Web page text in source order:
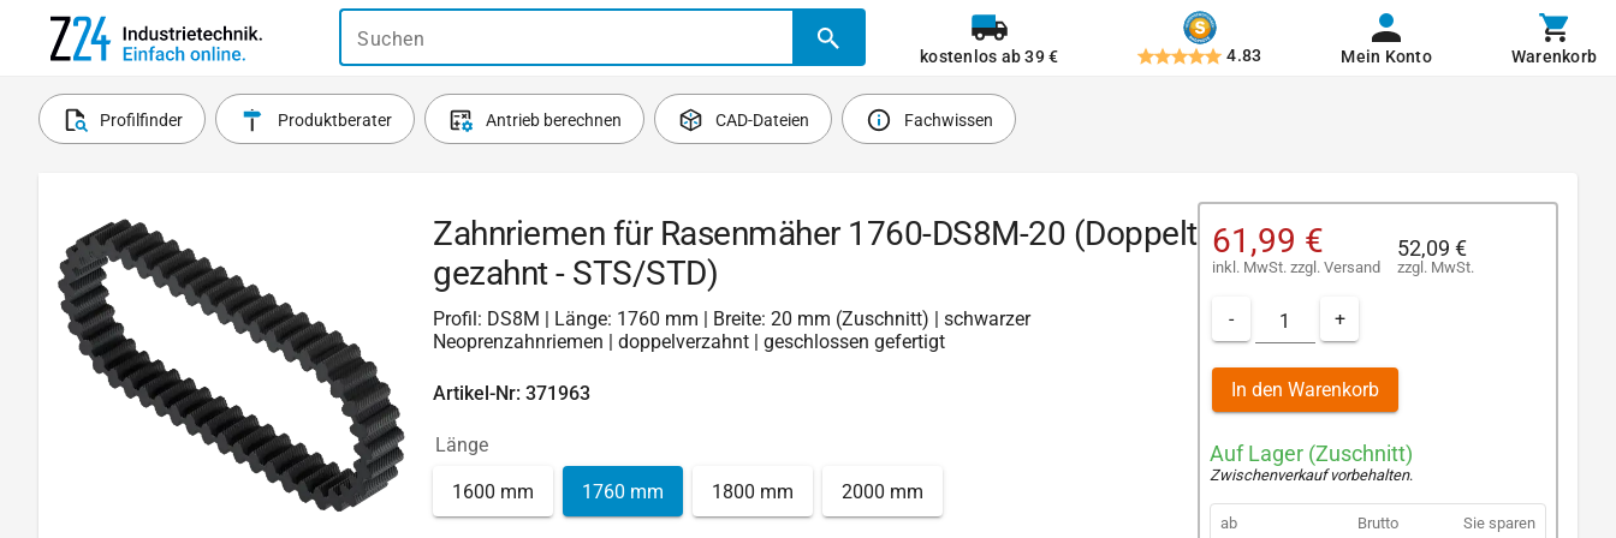
Suchen
kostenlos ab 39 € 4.83 Mein Konto Warenkorb
Profilfinder Produktberater Antrieb berechnen CAD-Dateien Fachwissen
Zahnriemen für Rasenmäher 1760-DS8M-20 (Doppelt
gezahnt - STS/STD)
Profil: DS8M | Länge: 1760 mm | Breite: 20 mm (Zuschnitt) | schwarzer
Neoprenzahnriemen | doppelverzahnt | geschlossen gefertigt
Artikel-Nr: 371963
Länge
1600 mm 1760 mm 1800 mm 2000 mm
61,99 €
inkl. MwSt. zzgl. Versand
52,09 €
zzgl. MwSt.
- +
In den Warenkorb
Auf Lager (Zuschnitt)
Zwischenverkauf vorbehalten.
ab Brutto Sie sparen